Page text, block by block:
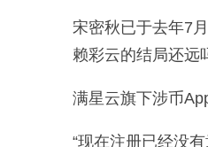
宋密秋已于去年7
赖彩云的结局还远
满星云旗下涉币
“现在注册已经没